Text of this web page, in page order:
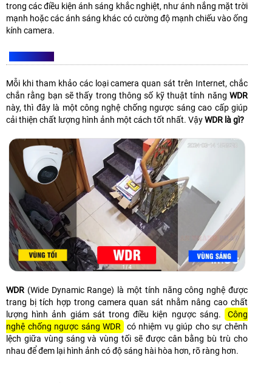
trong các điều kiện ánh sáng khắc nghiệt, như ánh nắng mặt trời
mạnh hoặc các ánh sáng khác có cường độ mạnh chiếu vào ống
kính camera.
Mỗi khi tham khảo các loại camera quan sát trên Internet, chắc
chắn rằng bạn sẽ thấy trong thông số kỹ thuật tính năng WDR
này, thì đây là một công nghệ chống ngược sáng cao cấp giúp
cải thiện chất lượng hình ảnh một cách tốt nhất. VậyWDR là gì?
WDR (Wide Dynamic Range) là một tính năng công nghệ được
trang bị tích hợp trong camera quan sát nhằm nâng cao chất
lượng hình ảnh giám sát trong điều kiện ngược sáng.
Công
nghệ chống ngược sáng WDR
có nhiệm vụ giúp cho sự chênh
lệch giữa vùng sáng và vùng tối sẽ được cân bằng bù trù cho
nhau để đem lại hình ảnh có độ sáng hài hòa hơn, rõ ràng hơn.